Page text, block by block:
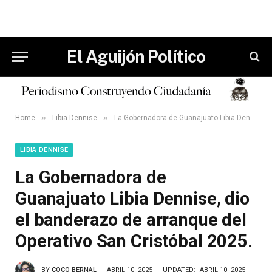
El Aguijón Político
Home » Libia Dennise » La Gobernadora de Guanajuato Libia Dennise, dio el banderazo de arranque del Operativo San Cristóbal 2025.
LIBIA DENNISE
La Gobernadora de
Guanajuato Libia Dennise, dio
el banderazo de arranque del
Operativo San Cristóbal 2025.
BY COCO BERNAL ABRIL 10, 2025 UPDATED: ABRIL 10, 2025